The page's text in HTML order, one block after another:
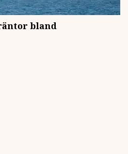
bland